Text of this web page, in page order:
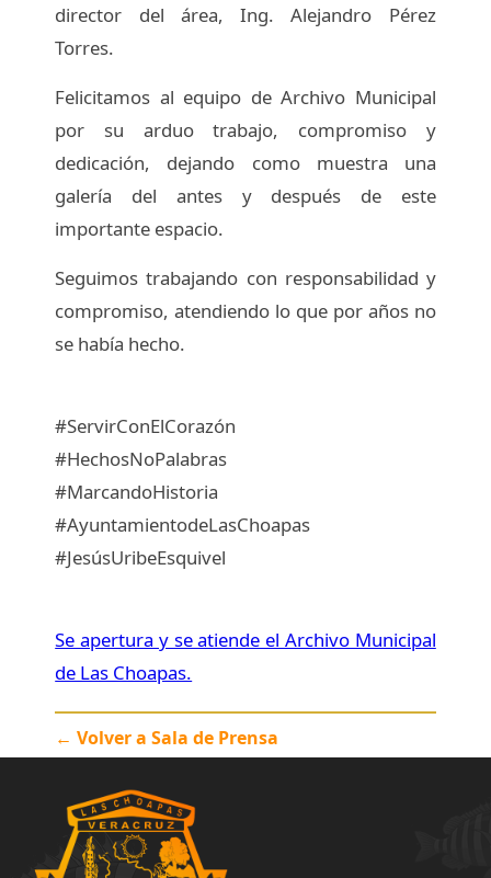
director del área, Ing. Alejandro Pérez
Torres.
Felicitamos al equipo de Archivo Municipal
por su arduo trabajo, compromiso y
dedicación, dejando como muestra una
galería del antes y después de este
importante espacio.
Seguimos trabajando con responsabilidad y
compromiso, atendiendo lo que por años no
se había hecho.
#ServirConElCorazón
#HechosNoPalabras
#MarcandoHistoria
#AyuntamientodeLasChoapas
#JesúsUribeEsquivel
Se apertura y se atiende el Archivo Municipal
de Las Choapas.
← Volver a Sala de Prensa